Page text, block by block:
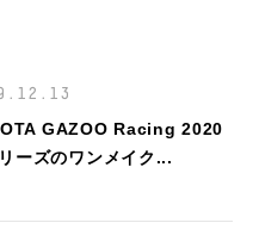
GAZOO Racing 2020
ーズのワンメイク...